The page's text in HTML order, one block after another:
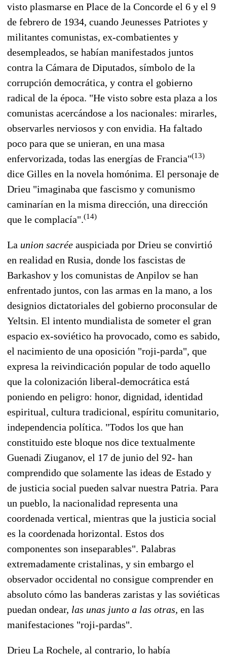
visto plasmarse en Place de la Concorde el 6 y el 9
de febrero de 1934, cuando Jeunesses Patriotes y
militantes comunistas, ex-combatientes y
desempleados, se habían manifestados juntos
contra la Cámara de Diputados, símbolo de la
corrupción democrática, y contra el gobierno
radical de la época. "He visto sobre esta plaza a los
comunistas acercándose a los nacionales: mirarles,
observarles nerviosos y con envidia. Ha faltado
poco para que se unieran, en una masa
enfervorizada, todas las energías de Francia"(13)
dice Gilles en la novela homónima. El personaje de
Drieu "imaginaba que fascismo y comunismo
caminarían en la misma dirección, una dirección
que le complacía".(14)
La union sacrée auspiciada por Drieu se convirtió
en realidad en Rusia, donde los fascistas de
Barkashov y los comunistas de Anpilov se han
enfrentado juntos, con las armas en la mano, a los
designios dictatoriales del gobierno proconsular de
Yeltsin. El intento mundialista de someter el gran
espacio ex-soviético ha provocado, como es sabido,
el nacimiento de una oposición "roji-parda", que
expresa la reivindicación popular de todo aquello
que la colonización liberal-democrática está
poniendo en peligro: honor, dignidad, identidad
espiritual, cultura tradicional, espíritu comunitario,
independencia política. "Todos los que han
constituido este bloque nos dice textualmente
Guenadi Ziuganov, el 17 de junio del 92- han
comprendido que solamente las ideas de Estado y
de justicia social pueden salvar nuestra Patria. Para
un pueblo, la nacionalidad representa una
coordenada vertical, mientras que la justicia social
es la coordenada horizontal. Estos dos
componentes son inseparables". Palabras
extremadamente cristalinas, y sin embargo el
observador occidental no consigue comprender en
absoluto cómo las banderas zaristas y las soviéticas
puedan ondear, las unas junto a las otras, en las
manifestaciones "roji-pardas".
Drieu La Rochele, al contrario, lo había